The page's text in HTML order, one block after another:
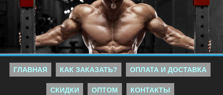
ГЛАВНАЯ КАК ЗАКАЗАТЬ? ОПЛАТА И ДОСТАВКА
СКИДКИ ОПТОМ КОНТАКТЫ